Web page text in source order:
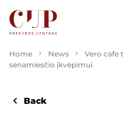
Home News
Vero cafe
senamiesčio įkvėpimui
Back